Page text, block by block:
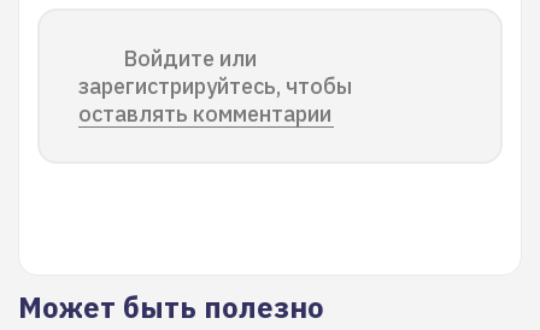
Войдите или
зарегистрируйтесь, чтобы
оставлять комментарии
Может быть полезно